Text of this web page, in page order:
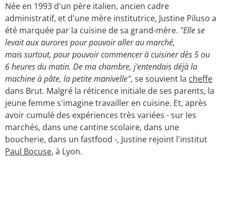
Née en 1993 d'un père italien, ancien cadre
administratif, et d'une mère institutrice, Justine Piluso a
été marquée par la cuisine de sa grand-mère. "Elle se
levait aux aurores pour pouvoir aller au marché,
mais surtout, pour pouvoir commencer à cuisiner dès 5 ou
6 heures du matin. De ma chambre, j'entendais déjà la
machine à pâte, la petite manivelle", se souvient la cheffe
dans Brut. Malgré la réticence initiale de ses parents, la
jeune femme s'imagine travailler en cuisine. Et, après
avoir cumulé des expériences très variées - sur les
marchés, dans une cantine scolaire, dans une
boucherie, dans un fastfood -, Justine rejoint l'institut
Paul Bocuse, à Lyon.